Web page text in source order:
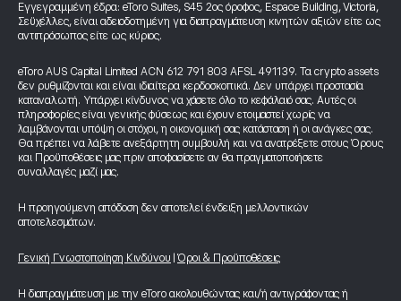
Εγγεγραμμένη έδρα: eToro Suites, S45 2ος όροφος, Espace Building, Victoria,
Σεϋχέλλες, είναι αδειοδοτημένη για διαπραγμάτευση κινητών αξιών είτε ως
αντιπρόσωπος είτε ως κύριος.
eToro AUS Capital Limited ACN 612 791 803 AFSL 491139. Τα crypto assets
δεν ρυθμίζονται και είναι ιδιαίτερα κερδοσκοπικά. Δεν υπάρχει προστασία
καταναλωτή. Υπάρχει κίνδυνος να χάσετε όλο το κεφάλαιό σας. Αυτές οι
πληροφορίες είναι γενικής φύσεως και έχουν ετοιμαστεί χωρίς να
λαμβάνονται υπόψη οι στόχοι, η οικονομική σας κατάσταση ή οι ανάγκες σας.
Θα πρέπει να λάβετε ανεξάρτητη συμβουλή και να ανατρέξετε στους Όρους
και Προϋποθέσεις μας πριν αποφασίσετε αν θα πραγματοποιήσετε
συναλλαγές μαζί μας.
Η προηγούμενη απόδοση δεν αποτελεί ένδειξη μελλοντικών
αποτελεσμάτων.
Γενική Γνωστοποίηση Κινδύνου Όροι & Προϋποθέσεις
Η διαπραγμάτευση με την eToro ακολουθώντας και/ή αντιγράφοντας ή